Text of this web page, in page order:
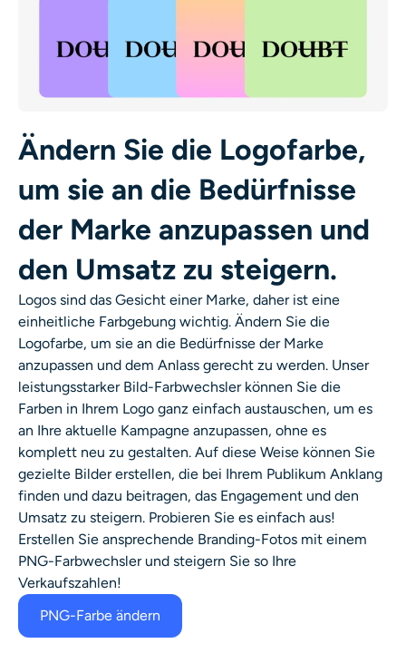
Ändern Sie die Logofarbe,
um sie an die Bedürfnisse
der Marke anzupassen und
den Umsatz zu steigern.
Logos sind das Gesicht einer Marke, daher ist eine
einheitliche Farbgebung wichtig. Ändern Sie die
Logofarbe, um sie an die Bedürfnisse der Marke
anzupassen und dem Anlass gerecht zu werden. Unser
leistungsstarker Bild-Farbwechslerkönnen Sie die
Farben in Ihrem Logo ganz einfach austauschen, um es
an Ihre aktuelle Kampagne anzupassen, ohne es
komplett neu zu gestalten. Auf diese Weise können Sie
gezielte Bilder erstellen, die bei Ihrem Publikum Anklang
finden und dazu beitragen, das Engagement und den
Umsatz zu steigern. Probieren Sie es einfach aus!
Erstellen Sie ansprechende Branding-Fotos mit einem
PNG-Farbwechslerund steigern Sie so Ihre
Verkaufszahlen!
PNG-Farbe ändern